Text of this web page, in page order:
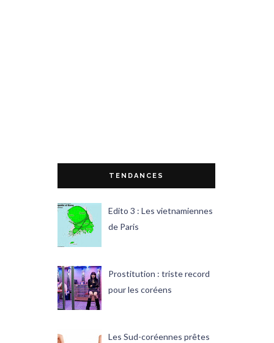
TENDANCES
Edito 3 : Les vietnamiennes
de Paris
Prostitution : triste record
pour les coréens
Les Sud-coréennes prêtes